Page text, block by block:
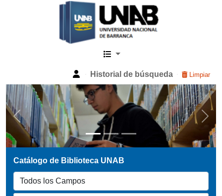
Catalogo Web UNAB
Historial de búsqueda Limpiar
Previous Next